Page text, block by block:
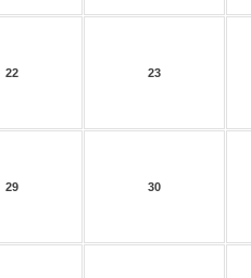
22 23
29 30